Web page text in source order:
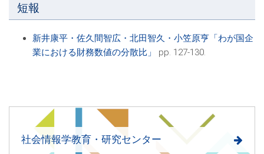
短報
新井康平・佐久間智広・北田智久・小笠原亨「わが国企
業における財務数値の分散比」
pp. 127-130.
社会情報学教育・研究センター